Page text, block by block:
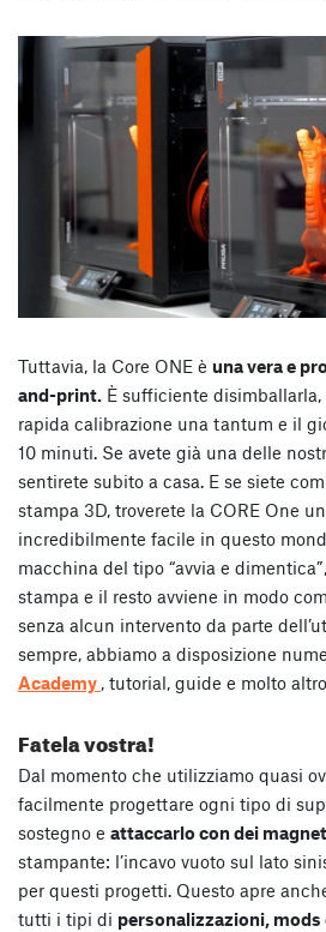
Tuttavia, la Core ONE è una vera e
and-print. È sufficiente
rapida calibrazione una tantum e il
10 minuti. Se avete già una delle
sentirete subito a casa. E se siete
stampa 3D, troverete la CORE One
incredibilmente facile in questo
macchina del tipo “avvia e
stampa e il resto avviene in modo
senza alcun intervento da parte
sempre, abbiamo a disposizione
Academy , tutorial, guide e molto
Fatela vostra!
Dal momento che utilizziamo quasi
facilmente progettare ogni tipo di
sostegno e attaccarlo con dei
stampante: l’incavo vuoto sul lato
per questi progetti. Questo apre
tutti i tipi di personalizzazioni, mods